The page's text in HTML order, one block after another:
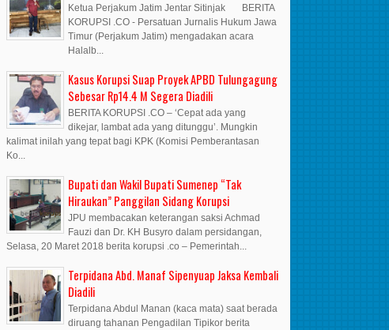
Ketua Perjakum Jatim Jentar Sitinjak BERITA
KORUPSI .CO - Persatuan Jurnalis Hukum Jawa
Timur (Perjakum Jatim) mengadakan acara
Halalb...
Kasus Korupsi Suap Proyek APBD Tulungagung
Sebesar Rp14.4 M Segera Diadili
BERITA KORUPSI .CO – ‘Cepat ada yang
dikejar, lambat ada yang ditunggu’. Mungkin
kalimat inilah yang tepat bagi KPK (Komisi Pemberantasan
Ko...
Bupati dan Wakil Bupati Sumenep “Tak
Hiraukan” Panggilan Sidang Korupsi
JPU membacakan keterangan saksi Achmad
Fauzi dan Dr. KH Busyro dalam persidangan,
Selasa, 20 Maret 2018 berita korupsi .co – Pemerintah...
Terpidana Abd. Manaf Sipenyuap Jaksa Kembali
Diadili
Terpidana Abdul Manan (kaca mata) saat berada
diruang tahanan Pengadilan Tipikor berita